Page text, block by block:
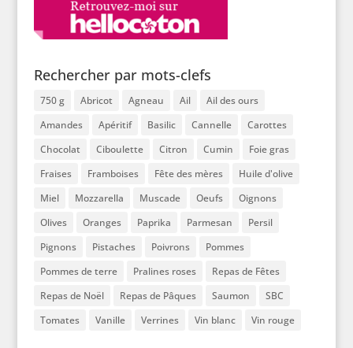
Rechercher par mots-clefs
750 g Abricot Agneau Ail
Ail des ours
Amandes
Apéritif Basilic Cannelle
Carottes
Chocolat
Ciboulette Citron Cumin
Foie gras
Fraises
Framboises Fête des mères
Huile d'olive
Miel
Mozzarella Muscade Oeufs
Oignons
Olives
Oranges Paprika Parmesan
Persil
Pignons
Pistaches Poivrons
Pommes
Pommes de terre
Pralines roses
Repas de Fêtes
Repas de Noël
Repas de Pâques Saumon
SBC
Tomates
Vanille Verrines Vin blanc Vin rouge